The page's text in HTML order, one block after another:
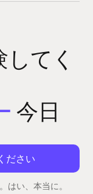
てく
今日
ださい
はい、本当に。